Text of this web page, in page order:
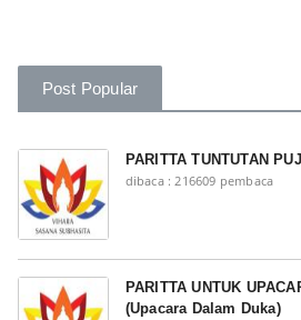
Post Popular
PARITTA TUNTUTAN
dibaca : 216609 pembaca
PARITTA UNTUK
(Upacara Dalam Duka)